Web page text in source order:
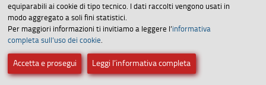
equiparabili ai cookie di tipo tecnico. I dati raccolti vengono usati in
modo aggregato a soli fini statistici.
Per maggiori informazioni ti invitiamo a leggere l’informativa
completa sull’uso dei cookie
Accetta e prosegui Leggi l’informativa completa
Operatori
17/09/2025
AVVISO DI SELEZIONE UNICA, PER
ESAMI, AI SENSI DELL'ART. 3-BIS
DEL D.L. 80/2021, PER LA
FORMAZIONE DI UN ELENCO DI